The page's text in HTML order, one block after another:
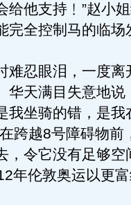
给他支持﹗”赵小
完全控制马的临场
忍眼泪，一度离
华天满目失意地说
坐骑的错，是我
跨越8号障碍物前
，令它没有足够空
年伦敦奥运以更